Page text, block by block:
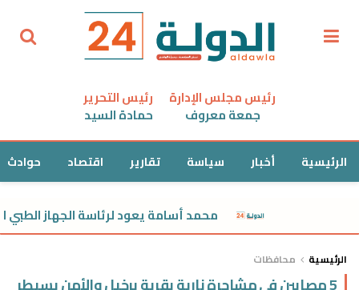
رئيس مجلس الإدارة
جمعة معروف
رئيس التحرير
حمادة السيد
الرئيسية أخبار سياسة تقارير اقتصاد حوادث
محمد أسامة يعود لرئاسة الجهاز الطبي
الرئيسية محافظات